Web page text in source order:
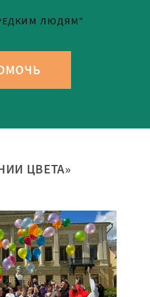
ЛЮДЯМ"
ЦВЕТА»